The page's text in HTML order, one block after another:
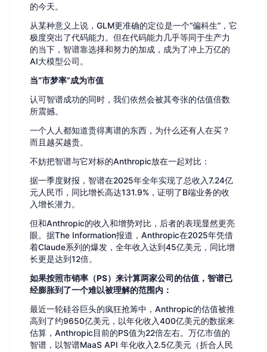
的今天。
从某种意义上说，GLM更准确的定位是一个“偏科生”，它
极度突出了代码能力。但在代码能力几乎等同于生产力
的当下，智谱靠选择和努力的加成，成为了冲上万亿的
AI大模型公司。
当“市梦率”成为市值
认可智谱成功的同时，我们依然会被其夸张的估值倍数
所震撼。
一个人人都知道贵得离谱的东西，为什么还有人在买？
而且越买越贵。
不妨把智谱与它对标的Anthropic放在一起对比：
据一季度财报，智谱在2025年全年实现了总收入7.24亿
元人民币，同比增长高达131.9%，证明了B端业务的收
入增长潜力。
但和Anthropic的收入和增势对比，后者的表现显然更亮
眼。据The Information报道，Anthropic在2025年凭借
着Claude系列的爆发，全年收入达到45亿美元，同比增
长更是达到12倍。
如果按照市销率（PS）来计算两家公司的估值，智谱已
经膨胀到了一个难以被理解的范围内：
最近一轮硅谷巨头的疯狂抢筹中，Anthropic的估值被推
高到了约9650亿美元，以年化收入400亿美元的数据来
估算，Anthropic目前的PS值为22倍左右。万亿市值的
智谱，以智谱MaaS API 年化收入2.5亿美元（折合人民